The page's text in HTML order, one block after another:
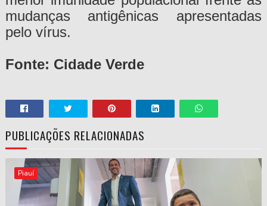
mudanças antigênicas apresentadas
pelo vírus.
Fonte: Cidade Verde
PUBLICAÇÕES RELACIONADAS
Piauí